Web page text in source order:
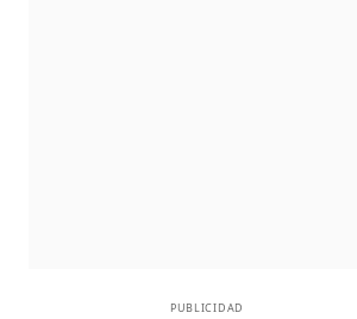
PUBLICIDAD